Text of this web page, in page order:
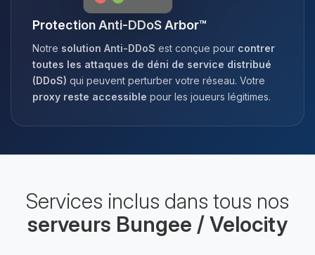
Protection Anti-DDoS Arbor™
Notre solution Anti-DDoS est conçue pour contrer
toutes les attaques de déni de service distribué
(DDoS) qui peuvent perturber votre réseau. Votre
proxy reste accessible pour les joueurs légitimes.
Services inclus dans tous nos
serveurs Bungee / Velocity